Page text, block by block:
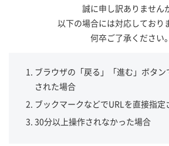
誠に申し訳ありません
以下の場合には対応しており
何卒ご了承ください。
ブラウザの「戻る」「進む」ボタ
された場合
ブックマークなどでURLを直接指
30分以上操作されなかった場合